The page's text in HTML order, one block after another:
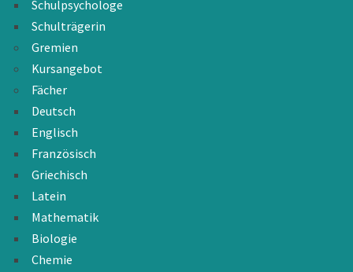
Schulpsychologe
Schulträgerin
Gremien
Kursangebot
Fächer
Deutsch
Englisch
Französisch
Griechisch
Latein
Mathematik
Biologie
Chemie